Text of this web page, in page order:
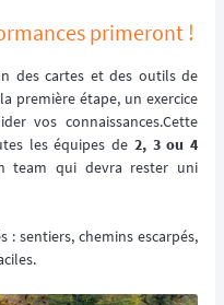
primeront !
des cartes et des outils de
première étape, un exercice
vos connaissances.Cette
les équipes de 2, 3 ou 4
team qui devra rester uni
sentiers, chemins escarpés,